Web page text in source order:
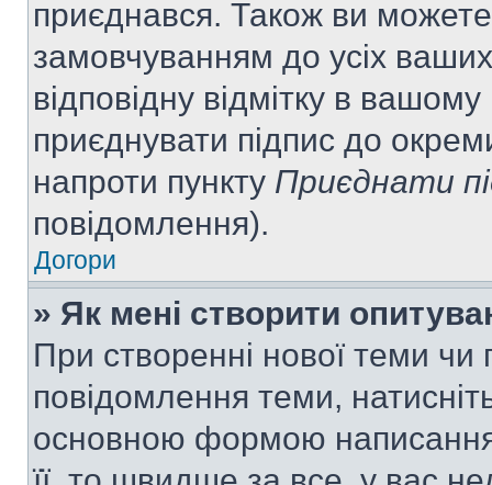
приєднався. Також ви
замовчуванням до усіх
відповідну відмітку в
приєднувати підпис до
напроти пункту Приєднати
повідомлення).
Догори
» Як мені створити
При створенні нової теми чи
повідомлення теми,
основною формою